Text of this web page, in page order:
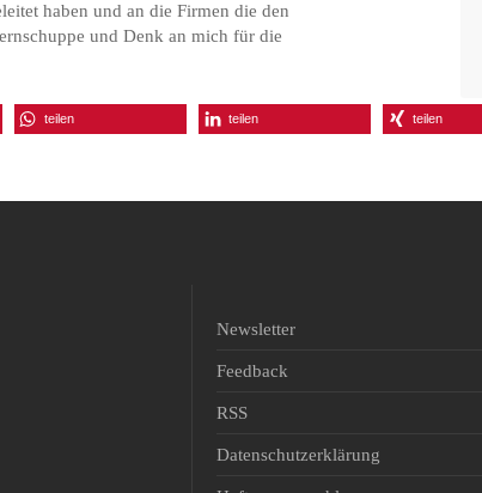
haben und an die Firmen die den
und Denk an mich für die
teilen teilen teilen
Newsletter
Feedback
RSS
Datenschutzerklärung